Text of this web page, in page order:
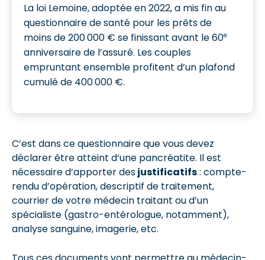
La loi Lemoine, adoptée en 2022, a mis fin au
questionnaire de santé pour les prêts de
moins de 200 000 € se finissant avant le 60e
anniversaire de l’assuré. Les couples
empruntant ensemble profitent d’un plafond
cumulé de 400 000 €.
C’est dans ce questionnaire que vous devez
déclarer être atteint d’une pancréatite. Il est
nécessaire d’apporter desjustificatifs: compte-
rendu d’opération, descriptif de traitement,
courrier de votre médecin traitant ou d’un
spécialiste (gastro-entérologue, notamment),
analyse sanguine, imagerie, etc.